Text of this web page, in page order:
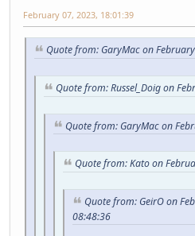
February 07, 2023, 18:01:39
Quote from: GaryMac on
Quote from: Russel_Doig on
Quote from: GaryMac on
Quote from: Kato on
Quote from: GeirO on
08:48:36